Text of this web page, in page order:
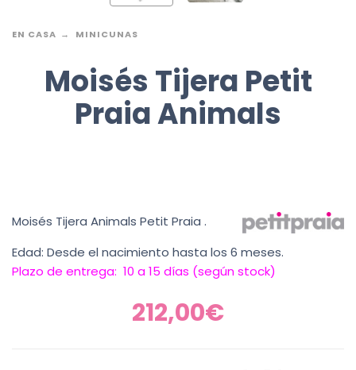
EN CASA MINICUNAS
Moisés Tijera Petit
Praia Animals
Moisés Tijera Animals Petit Praia .
Edad: Desde el nacimiento hasta los 6 meses.
Plazo de entrega: 10 a 15 días (según stock)
212,00€